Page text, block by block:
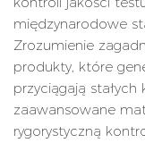
międzynarodowe
Zrozumienie
produkty, które
przyciągają stałych
zaawansowane
rygorystyczną